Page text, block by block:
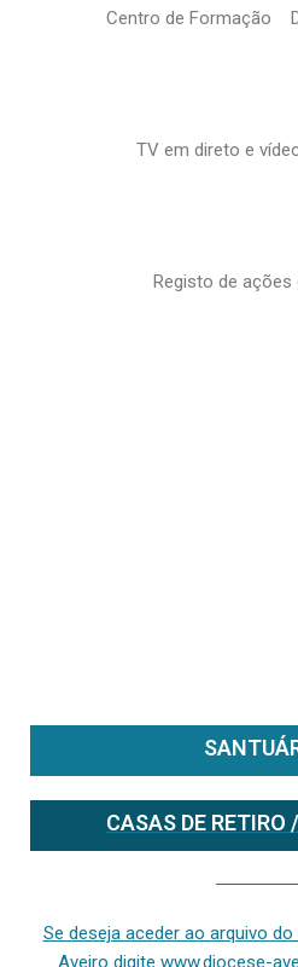
Centro de Formação
TV em direto e
Registo de ações
CASAS DE RETIRO
Se deseja aceder ao arquivo
Aveiro digite www.diocese-